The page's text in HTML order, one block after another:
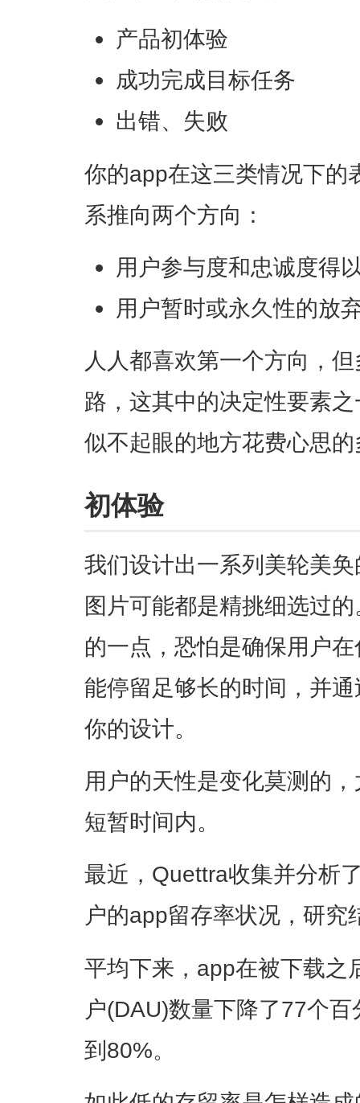
产品初体验
成功完成目标任务
出错、失败
你的app在这三类情况下的
系推向两个方向：
用户参与度和忠诚度得
用户暂时或永久性的放
人人都喜欢第一个方向，
路，这其中的决定性要素
似不起眼的地方花费心思
初体验
我们设计出一系列美轮美
图片可能都是精挑细选过
的一点，恐怕是确保用户
能停留足够长的时间，并
你的设计。
用户的天性是变化莫测的
短暂时间内。
最近，Quettra收集并分析
户的app留存率状况，研究
平均下来，app在被下载之
户(DAU)数量下降了77个
到80%。